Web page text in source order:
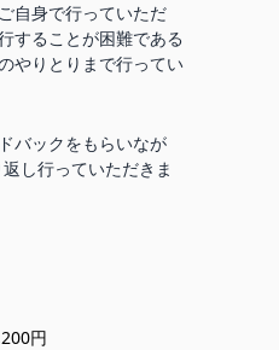
自身で行っていただ
することが困難である
やりとりまで行ってい
バックをもらいなが
し行っていただきま
円